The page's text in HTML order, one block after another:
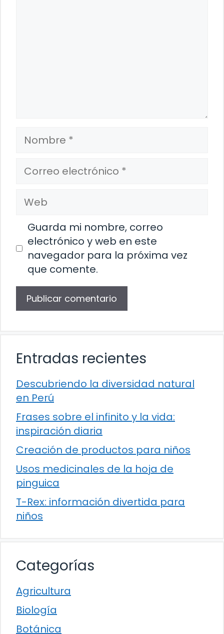
Nombre
Correo
electrónico
Web
Guarda mi nombre, correo
electrónico y web en este
navegador para la próxima vez
que comente.
Entradas recientes
Descubriendo la diversidad natural
en Perú
Frases sobre el infinito y la vida:
inspiración diaria
Creación de productos para niños
Usos medicinales de la hoja de
pinguica
T-Rex: información divertida para
niños
Categorías
Agricultura
Biología
Botánica